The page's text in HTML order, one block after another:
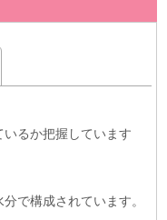
るか把握しています
で構成されています。